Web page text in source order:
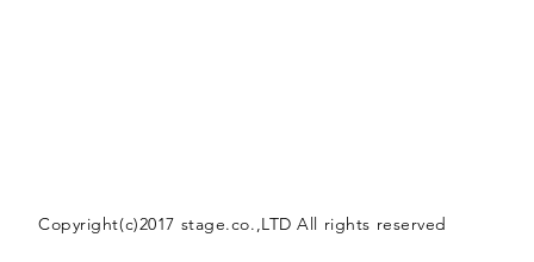
Copyright(c)2017 stage.co.,LTD All rights reserved